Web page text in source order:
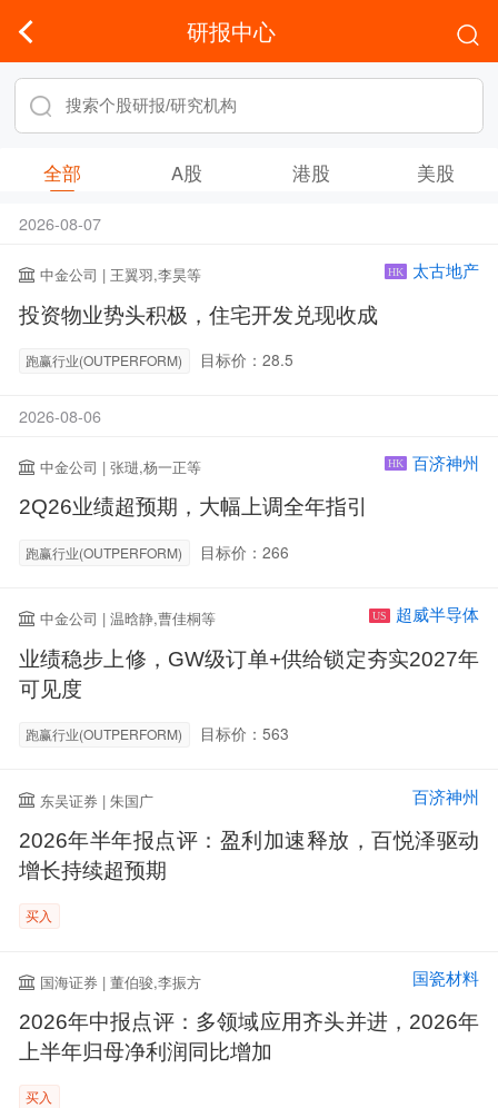
研报中心
全部 A股 港股 美股
2026-08-07
中金公司 | 王翼羽,李昊等 HK 太古地产
投资物业势头积极，住宅开发兑现收成
跑赢行业(OUTPERFORM) 目标价：28.5
2026-08-06
中金公司 | 张琎,杨一正等 HK 百济神州
2Q26业绩超预期，大幅上调全年指引
跑赢行业(OUTPERFORM) 目标价：266
中金公司 | 温晗静,曹佳桐等 US 超威半导体
业绩稳步上修，GW级订单+供给锁定夯实2027年
可见度
跑赢行业(OUTPERFORM) 目标价：563
东吴证券 | 朱国广 百济神州
2026年半年报点评：盈利加速释放，百悦泽驱动
增长持续超预期
买入
国海证券 | 董伯骏,李振方 国瓷材料
2026年中报点评：多领域应用齐头并进，2026年
上半年归母净利润同比增加
买入